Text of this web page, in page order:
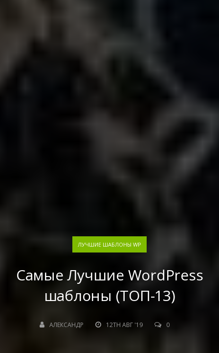
ЛУЧШИЕ ШАБЛОНЫ WP
Самые Лучшие WordPress
шаблоны (ТОП-13)
АЛЕКСАНДР 12TH АВГ '19 0